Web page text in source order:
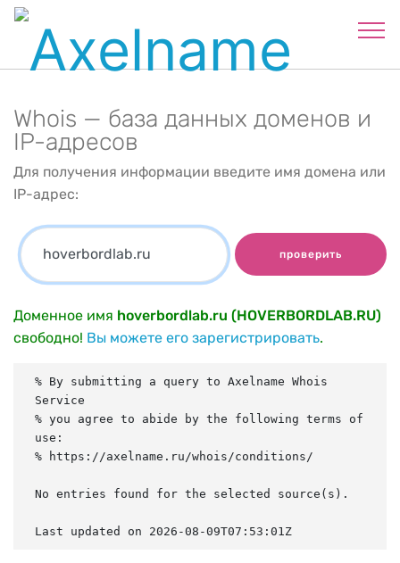
Whois — база данных доменов и
IP-адресов
Для получения информации введите имя домена или
IP-адрес:
проверить
Доменное имя hoverbordlab.ru (HOVERBORDLAB.RU)
свободно! Вы можете его зарегистрировать.
% By submitting a query to Axelname Whois
Service
% you agree to abide by the following terms of
use:
% https://axelname.ru/whois/conditions/
No entries found for the selected source(s).
Last updated on 2026-08-09T07:53:01Z